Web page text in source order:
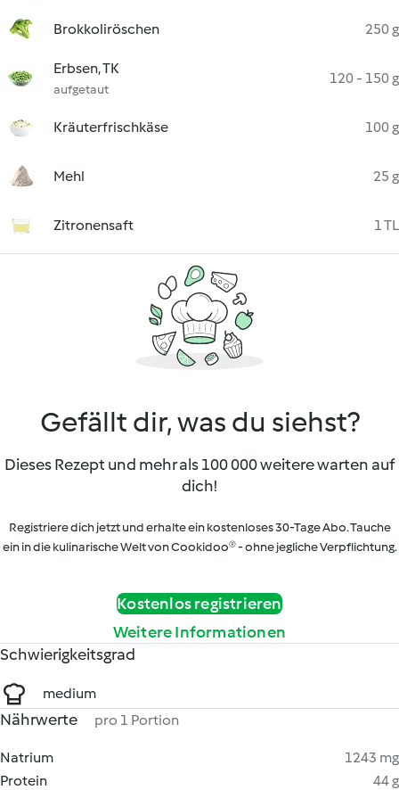
Brokkoliröschen 250 g
Erbsen, TK
aufgetaut
120 - 150 g
Kräuterfrischkäse 100 g
Mehl 25 g
Zitronensaft 1 TL
Gefällt dir, was du siehst?
Dieses Rezept und mehr als 100 000 weitere warten auf
dich!
Registriere dich jetzt und erhalte ein kostenloses 30-Tage Abo. Tauche
ein in die kulinarische Welt von Cookidoo® - ohne jegliche Verpflichtung.
Kostenlos registrieren
Weitere Informationen
Schwierigkeitsgrad
medium
Nährwerte pro 1 Portion
Natrium
1243 mg
Protein
44 g